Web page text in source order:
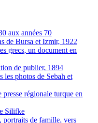
aux années 70
de Bursa et Izmir, 1922
grecs, un document en
de publier, 1894
les photos de Sebah et
régionale turque en
Silifke
portraits de famille, vers